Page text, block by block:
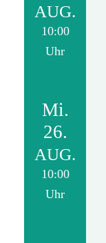
AUG.
10:00
Uhr
Mi.
26.
AUG.
10:00
Uhr